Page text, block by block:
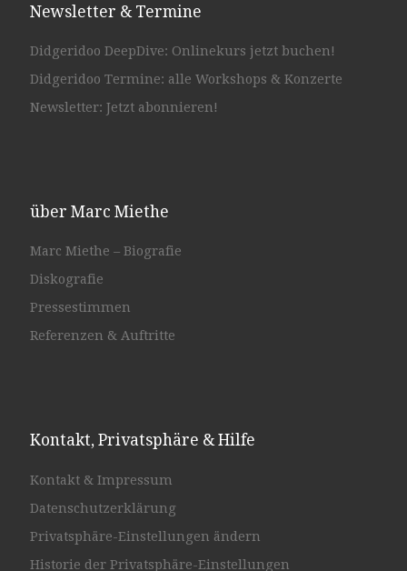
Newsletter & Termine
Didgeridoo DeepDive: Onlinekurs jetzt buchen!
Didgeridoo Termine: alle Workshops & Konzerte
Newsletter: Jetzt abonnieren!
über Marc Miethe
Marc Miethe – Biografie
Diskografie
Pressestimmen
Referenzen & Auftritte
Kontakt, Privatsphäre & Hilfe
Kontakt & Impressum
Datenschutzerklärung
Privatsphäre-Einstellungen ändern
Historie der Privatsphäre-Einstellungen